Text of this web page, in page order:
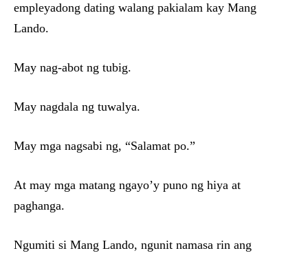
empleyadong dating walang pakialam kay Mang
Lando.
May nag-abot ng tubig.
May nagdala ng tuwalya.
May mga nagsabi ng, “Salamat po.”
At may mga matang ngayo’y puno ng hiya at
paghanga.
Ngumiti si Mang Lando, ngunit namasa rin ang